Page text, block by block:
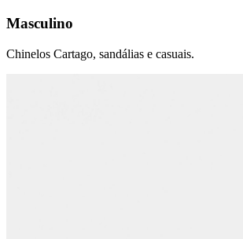
Masculino
Chinelos Cartago, sandálias e casuais.